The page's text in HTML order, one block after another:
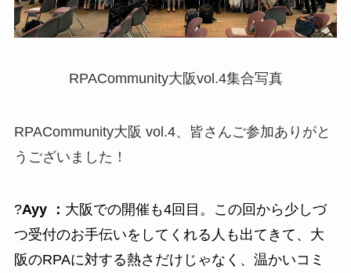
RPACommunity大阪vol.4集合写真
RPACommunity大阪 vol.4、皆さんご参加ありがと
うございました！
?Ayy ： 大阪での開催も4回目。この回から少しづ
つ受付のお手伝いをしてくれる人も出てきて、大
阪のRPAに対する熱さだけじゃなく、温かいコミ